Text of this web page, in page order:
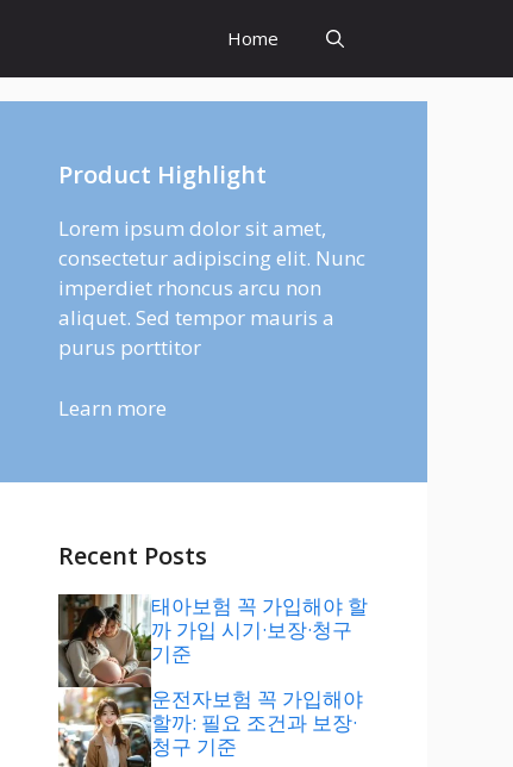
Home
Product Highlight
Lorem ipsum dolor sit amet,
consectetur adipiscing elit. Nunc
imperdiet rhoncus arcu non
aliquet. Sed tempor mauris a
purus porttitor
Learn more
Recent Posts
태아보험 꼭 가입해야 할
까 가입 시기·보장·청구
기준
운전자보험 꼭 가입해야
할까: 필요 조건과 보장·
청구 기준